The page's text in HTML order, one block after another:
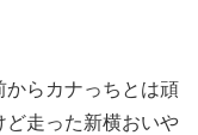
からカナっちとは頑
ど走った新横おいや